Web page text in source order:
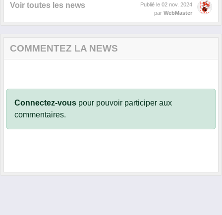
Voir toutes les news Publié le 02 nov. 2024
par WebMaster
COMMENTEZ LA NEWS
Connectez-vous pour pouvoir participer aux
commentaires.